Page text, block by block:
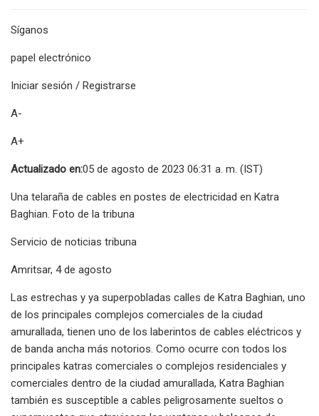
Síganos
papel electrónico
Iniciar sesión / Registrarse
A-
A+
Actualizado en:05 de agosto de 2023 06:31 a. m. (IST)
Una telaraña de cables en postes de electricidad en Katra
Baghian. Foto de la tribuna
Servicio de noticias tribuna
Amritsar, 4 de agosto
Las estrechas y ya superpobladas calles de Katra Baghian, uno
de los principales complejos comerciales de la ciudad
amurallada, tienen uno de los laberintos de cables eléctricos y
de banda ancha más notorios. Como ocurre con todos los
principales katras comerciales o complejos residenciales y
comerciales dentro de la ciudad amurallada, Katra Baghian
también es susceptible a cables peligrosamente sueltos o